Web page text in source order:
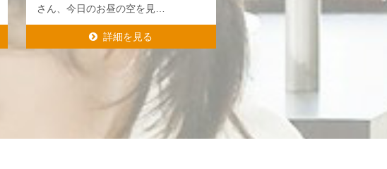
さん、今日のお昼の空を見…
詳細を見る
詳細を見る